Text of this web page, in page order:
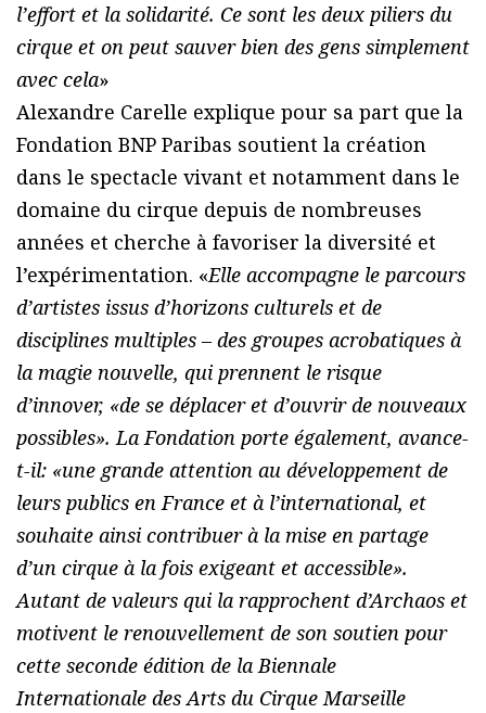
l’effort et la solidarité. Ce sont les deux piliers du
cirque et on peut sauver bien des gens simplement
avec cela»
Alexandre Carelle explique pour sa part que la
Fondation BNP Paribas soutient la création
dans le spectacle vivant et notamment dans le
domaine du cirque depuis de nombreuses
années et cherche à favoriser la diversité et
l’expérimentation. «Elle accompagne le parcours
d’artistes issus d’horizons culturels et de
disciplines multiples – des groupes acrobatiques à
la magie nouvelle, qui prennent le risque
d’innover, «de se déplacer et d’ouvrir de nouveaux
possibles». La Fondation porte également, avance-
t-il: «une grande attention au développement de
leurs publics en France et à l’international, et
souhaite ainsi contribuer à la mise en partage
d’un cirque à la fois exigeant et accessible».
Autant de valeurs qui la rapprochent d’Archaos et
motivent le renouvellement de son soutien pour
cette seconde édition de la Biennale
Internationale des Arts du Cirque Marseille